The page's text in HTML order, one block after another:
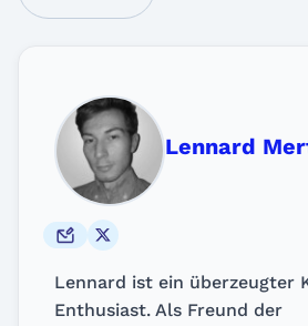
Lennard
Lennard ist ein überzeugter
Enthusiast. Als Freund der